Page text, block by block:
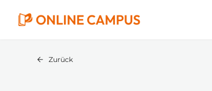
Zurück